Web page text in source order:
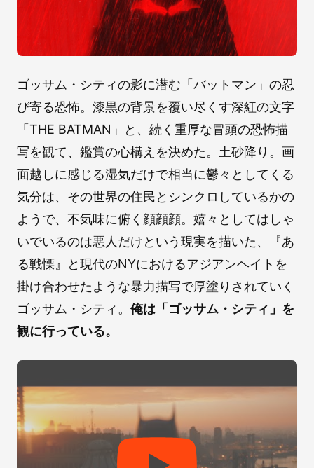
ゴッサム・シティの影に潜む「バットマン」の忍
び寄る恐怖。漆黒の背景を覆い尽くす深紅の文字
「THE BATMAN」と、続く重厚な冒頭の恐怖描
写を観て、鑑賞の心構えを決めた。土砂降り。画
面越しに感じる湿気だけで相当に鬱々としてくる
気分は、その世界の住民とシンクロしているかの
ようで、不気味に俯く顔顔顔。嬉々としてはしゃ
いでいるのは悪人だけという現実を描いた、『あ
る戦慄』と現代のNYにおけるアジアンヘイトを
掛け合わせたような暴力描写で厚塗りされていく
ゴッサム・シティ。 俺は「ゴッサム・シティ」を
観に行っている。